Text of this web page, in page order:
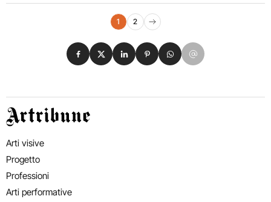
Navigazione eventi1 2
Pagina successiva
Condividi su Facebook
Condividi su X
Condividi su LinkedIn
Condividi su Pinterest
Condividi su WhatsApp
Condividi su Email
Artribune
Arti visive
Progetto
Professioni
Arti performative